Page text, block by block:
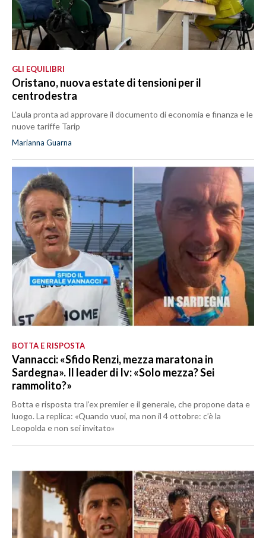
GLI EQUILIBRI
Oristano, nuova estate di tensioni per il
centrodestra
L’aula pronta ad approvare il documento di economia e finanza e le
nuove tariffe Tarip
Marianna Guarna
BOTTA E RISPOSTA
Vannacci: «Sfido Renzi, mezza maratona in
Sardegna». Il leader di Iv: «Solo mezza? Sei
rammolito?»
Botta e risposta tra l’ex premier e il generale, che propone data e
luogo. La replica: «Quando vuoi, ma non il 4 ottobre: c’è la
Leopolda e non sei invitato»